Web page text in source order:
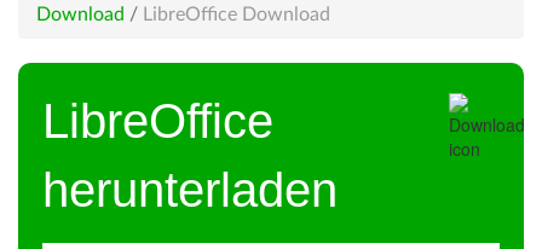
Download / LibreOffice Download
LibreOffice
herunterladen